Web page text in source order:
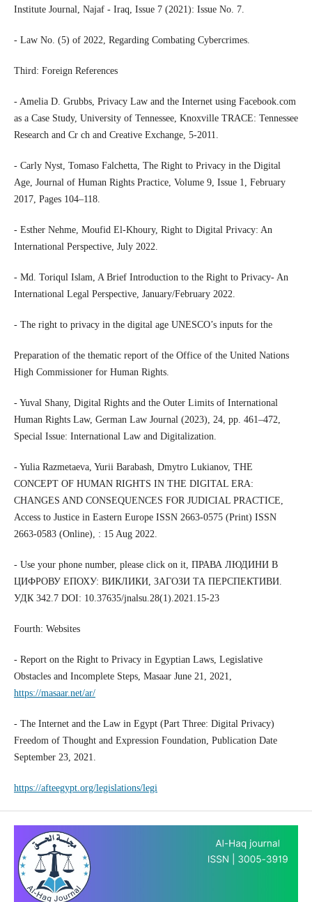
Institute Journal, Najaf - Iraq, Issue 7 (2021): Issue No. 7.
- Law No. (5) of 2022, Regarding Combating Cybercrimes.
Third: Foreign References
- Amelia D. Grubbs, Privacy Law and the Internet using Facebook.com
as a Case Study, University of Tennessee, Knoxville TRACE: Tennessee
Research and Cr ch and Creative Exchange, 5-2011.
- Carly Nyst, Tomaso Falchetta, The Right to Privacy in the Digital
Age, Journal of Human Rights Practice, Volume 9, Issue 1, February
2017, Pages 104–118.
- Esther Nehme, Moufid El-Khoury, Right to Digital Privacy: An
International Perspective, July 2022.
- Md. Toriqul Islam, A Brief Introduction to the Right to Privacy- An
International Legal Perspective, January/February 2022.
- The right to privacy in the digital age UNESCO’s inputs for the
Preparation of the thematic report of the Office of the United Nations
High Commissioner for Human Rights.
- Yuval Shany, Digital Rights and the Outer Limits of International
Human Rights Law, German Law Journal (2023), 24, pp. 461–472,
Special Issue: International Law and Digitalization.
- Yulia Razmetaeva, Yurii Barabash, Dmytro Lukianov, THE
CONCEPT OF HUMAN RIGHTS IN THE DIGITAL ERA:
CHANGES AND CONSEQUENCES FOR JUDICIAL PRACTICE,
Access to Justice in Eastern Europe ISSN 2663-0575 (Print) ISSN
2663-0583 (Online), : 15 Aug 2022.
- Use your phone number, please click on it, ПРАВА ЛЮДИНИ В
ЦИФРОВУ ЕПОХУ: ВИКЛИКИ, ЗАГОЗИ ТА ПЕРСПЕКТИВИ.
УДК 342.7 DOI: 10.37635/jnalsu.28(1).2021.15-23
Fourth: Websites
- Report on the Right to Privacy in Egyptian Laws, Legislative
Obstacles and Incomplete Steps, Masaar June 21, 2021,
https://masaar.net/ar/
- The Internet and the Law in Egypt (Part Three: Digital Privacy)
Freedom of Thought and Expression Foundation, Publication Date
September 23, 2021.
https://afteegypt.org/legislations/legi